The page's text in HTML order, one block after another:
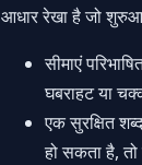
आधार रेखा है जो
सीमाएं
घबराहट या
एक सुरक्षित
हो सकता है,